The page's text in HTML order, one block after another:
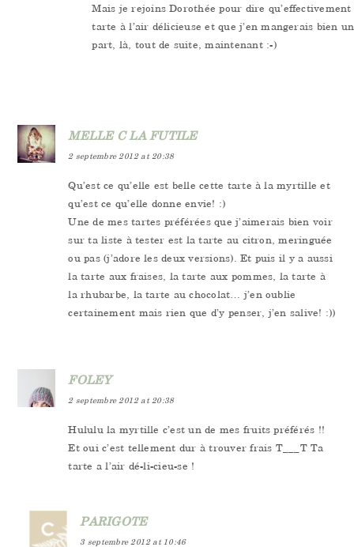
Mais je rejoins Dorothée pour dire
tarte à l’air délicieuse et que j’en mangerais bien
part, là, tout de suite, maintenant :-)
MELLE C LA FUTILE
2 septembre 2012 at 20:38
Qu’est ce qu’elle est belle cette tarte à la myrtille et
qu’est ce qu’elle donne envie! :)
Une de mes tartes préférées que j’aimerais bien voir
sur ta liste à tester est la tarte au citron, meringuée
ou pas (j’adore les deux versions). Et puis il y a aussi
la tarte aux fraises, la tarte aux pommes, la tarte à
la rhubarbe, la tarte au chocolat… j’en oublie
certainement mais rien que d’y penser, j’en salive! :))
FOLEY
2 septembre 2012 at 20:38
Hululu la myrtille c’est un de mes fruits préférés !!
Et oui c’est tellement dur à trouver frais T___T Ta
tarte a l’air dé-li-cieu-se !
PARIGOTE
3 septembre 2012 at 10:46